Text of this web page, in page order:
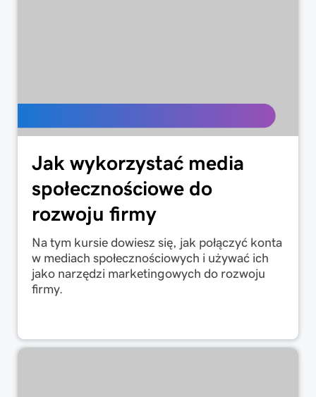
Jak wykorzystać media
społecznościowe do
rozwoju firmy
Na tym kursie dowiesz się, jak połączyć konta
w mediach społecznościowych i używać ich
jako narzędzi marketingowych do rozwoju
firmy.